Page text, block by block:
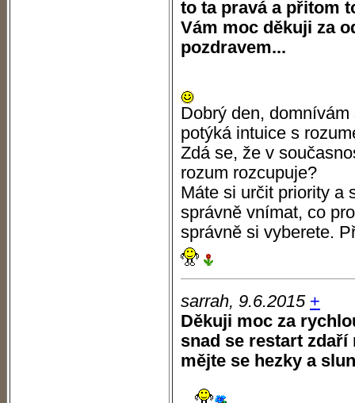
to ta pravá a přitom
Vám moc děkuji za
pozdravem...
Dobrý den,
potýká intuice s
Zdá se, že v
rozum rozcupuje?
Máte si určit priority a
správně vnímat, co
správně si vyberete.
sarrah, 9.6.2015 +
Děkuji moc za
snad se restart
mějte se hezky a